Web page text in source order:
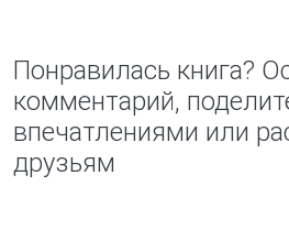
Понравилась книга?
комментарий,
впечатлениями или
друзьям